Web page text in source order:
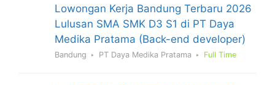
Lowongan Kerja Bandung Terbaru 2026
Lulusan SMA SMK D3 S1 di PT Daya
Medika Pratama (Back-end developer)
Bandung PT Daya Medika Pratama Full Time